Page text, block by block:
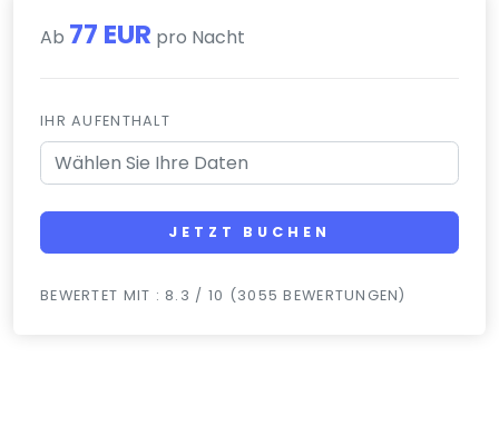
Ab 77 EUR pro Nacht
IHR AUFENTHALT
JETZT BUCHEN
BEWERTET MIT : 8.3 / 10 (3055 BEWERTUNGEN)